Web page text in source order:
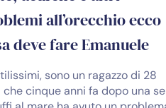
all’orecchio ecco
deve fare Emanuele
sono un ragazzo di 28
che cinque anni fa dopo una